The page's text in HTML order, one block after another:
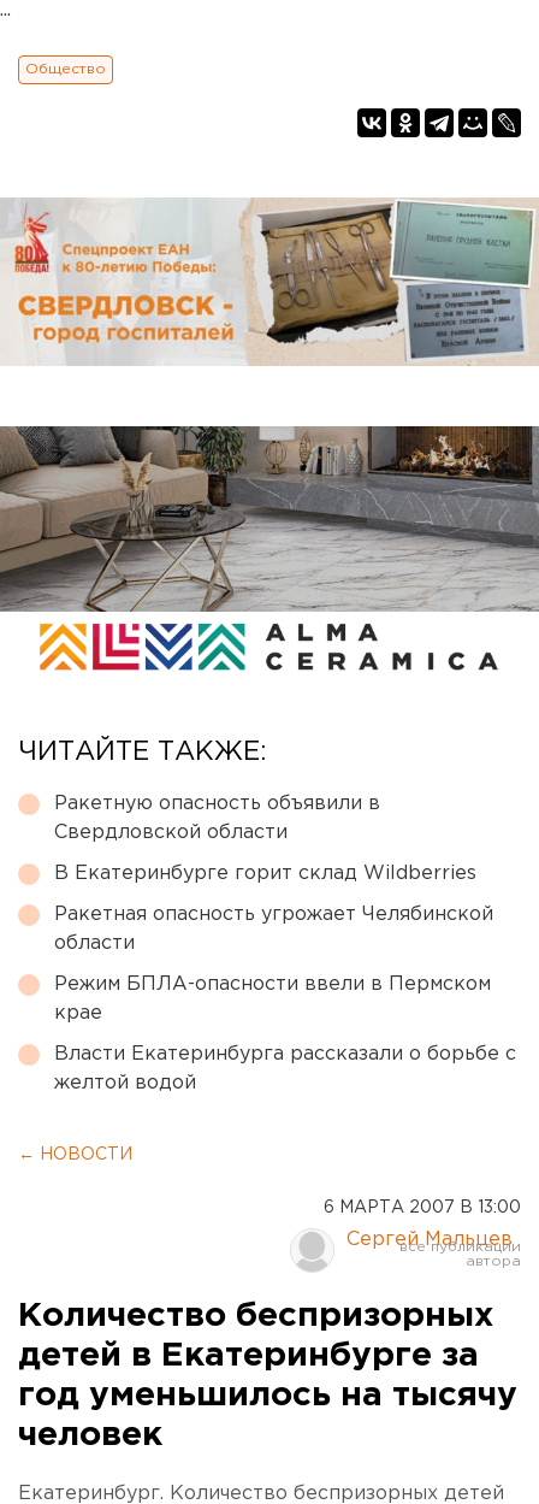
...
Общество
ЧИТАЙТЕ ТАКЖЕ:
Ракетную опасность объявили в
Свердловской области
В Екатеринбурге горит склад Wildberries
Ракетная опасность угрожает Челябинской
области
Режим БПЛА-опасности ввели в Пермском
крае
Власти Екатеринбурга рассказали о борьбе с
желтой водой
← НОВОСТИ
6 МАРТА 2007 В 13:00
Сергей Мальцев
Количество беспризорных
детей в Екатеринбурге за
год уменьшилось на тысячу
человек
Екатеринбург. Количество беспризорных детей